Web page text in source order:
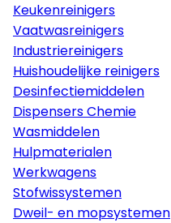
Keukenreinigers
Vaatwasreinigers
Industriereinigers
Huishoudelijke reinigers
Desinfectiemiddelen
Dispensers Chemie
Wasmiddelen
Hulpmaterialen
Werkwagens
Stofwissystemen
Dweil- en mopsystemen